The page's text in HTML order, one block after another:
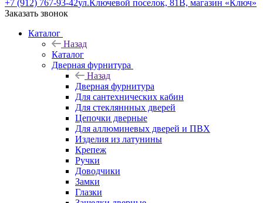
+7 (912) 767-93-42ул.Ключевой поселок, 81В, магазин «Ключ»
Заказать звонок
Каталог
Назад
Каталог
Дверная фурнитура
Назад
Дверная фурнитура
Для сантехнических кабин
Для стекляннных дверей
Цепочки дверные
Для аллюминевых дверей и ПВХ
Изделия из латунины
Крепеж
Ручки
Доводчики
Замки
Глазки